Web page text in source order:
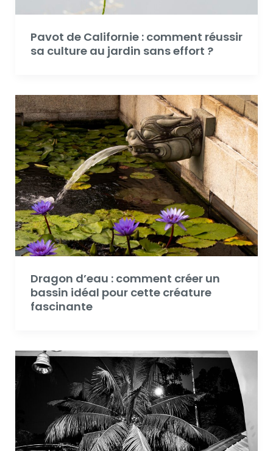
Pavot de Californie : comment réussir
sa culture au jardin sans effort ?
Dragon d’eau : comment créer un
bassin idéal pour cette créature
fascinante